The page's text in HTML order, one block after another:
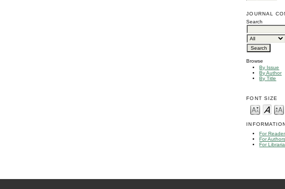
JOURNAL
Search
Browse
By Issue
By Author
By Title
FONT SIZE
For
For Authors
For